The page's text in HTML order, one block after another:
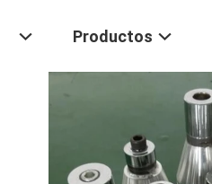
Productos